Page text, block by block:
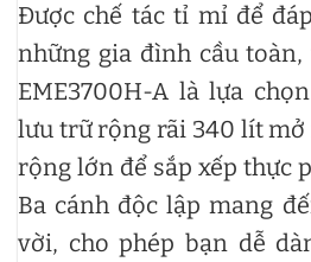
Được chế tác tỉ mỉ để
những gia đình cầu
EME3700H-A là lựa
lưu trữ rộng rãi 340 lít
rộng lớn để sắp xếp thực
Ba cánh độc lập mang
vời, cho phép bạn dễ